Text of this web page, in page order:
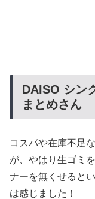
DAISO シン
まとめさん
コスパや在庫不足
が、やはり生ゴミ
ナーを無くせると
は感じました！